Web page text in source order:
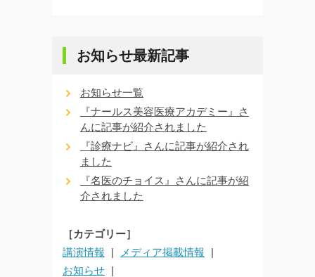
お知らせ最新記事
お知らせ一覧
『ナールス美容医療アカデミー』さ
んに記事が紹介されました
『診療ナビ』さんに記事が紹介され
ました
『名医のチョイス』さんに記事が紹
介されました
［カテゴリー］
講演情報
メディア掲載情報
お知らせ